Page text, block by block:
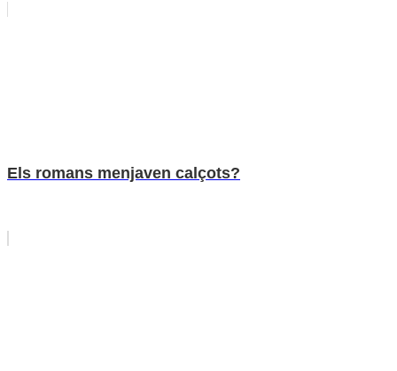
Els romans menjaven calçots?